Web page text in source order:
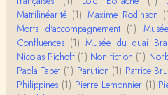
Merci pour cet article
âtons-à-fouir" qu'on a
Momo
BonjourCette
mage classique de
Matrilinéarité (1) Maxime Rodinson
Morts d'accompagnement (1)
Confluences (1) Musée du quai
Nicolas Pichoff (1) Non fiction (1)
Paola Tabet (1) Parution (1) Patrice
Philippines (1) Pierre Lemonnier (1)